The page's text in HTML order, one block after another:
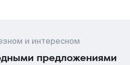
и интересном
предложениями